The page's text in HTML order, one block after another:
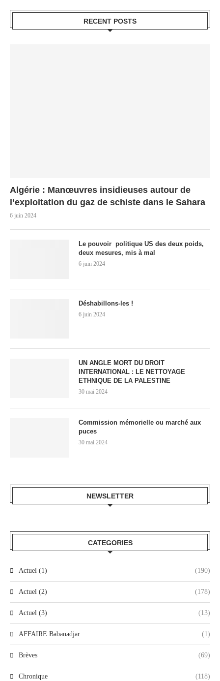
RECENT POSTS
Algérie : Manœuvres insidieuses autour de
l’exploitation du gaz de schiste dans le Sahara
6 juin 2024
Le pouvoir politique US des deux poids,
deux mesures, mis à mal
6 juin 2024
Déshabillons-les !
6 juin 2024
UN ANGLE MORT DU DROIT
INTERNATIONAL : LE NETTOYAGE
ETHNIQUE DE LA PALESTINE
30 mai 2024
Commission mémorielle ou marché aux
puces
30 mai 2024
NEWSLETTER
CATEGORIES
Actuel (1) (190)
Actuel (2) (178)
Actuel (3) (13)
AFFAIRE Babanadjar (1)
Brèves (69)
Chronique (118)